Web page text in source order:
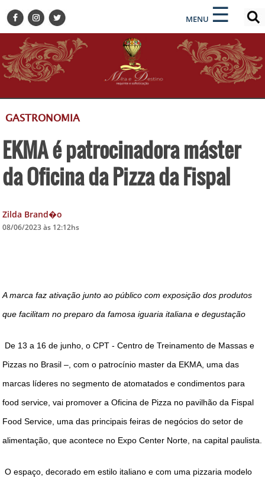
MENU ☰
×
BELEZA
BUSINESS E NEGÓCIOS
CULTURA
DESTINOS
GASTRONOMIA
HOTELARIA
MODA
DICAS DE VIAGEM
QUEM SOMOS
ÚLTIMAS NOTÍCIAS
FALE CONOSCO
×
ENCONTRE SUA NOTÍCIA
GASTRONOMIA
EKMA é patrocinadora máster
da Oficina da Pizza da Fispal
Zilda Brand�o
08/06/2023 às 12:12hs
A marca faz ativação junto ao público com exposição dos produtos
que facilitam no preparo da famosa iguaria italiana e degustação
De 13 a 16 de junho, o CPT - Centro de Treinamento de Massas e
Pizzas no Brasil –, com o patrocínio master da EKMA, uma das
marcas líderes no segmento de atomatados e condimentos para
food service, vai promover a Oficina de Pizza no pavilhão da Fispal
Food Service, uma das principais feiras de negócios do setor de
alimentação, que acontece no Expo Center Norte, na capital paulista.
O espaço, decorado em estilo italiano e com uma pizzaria modelo